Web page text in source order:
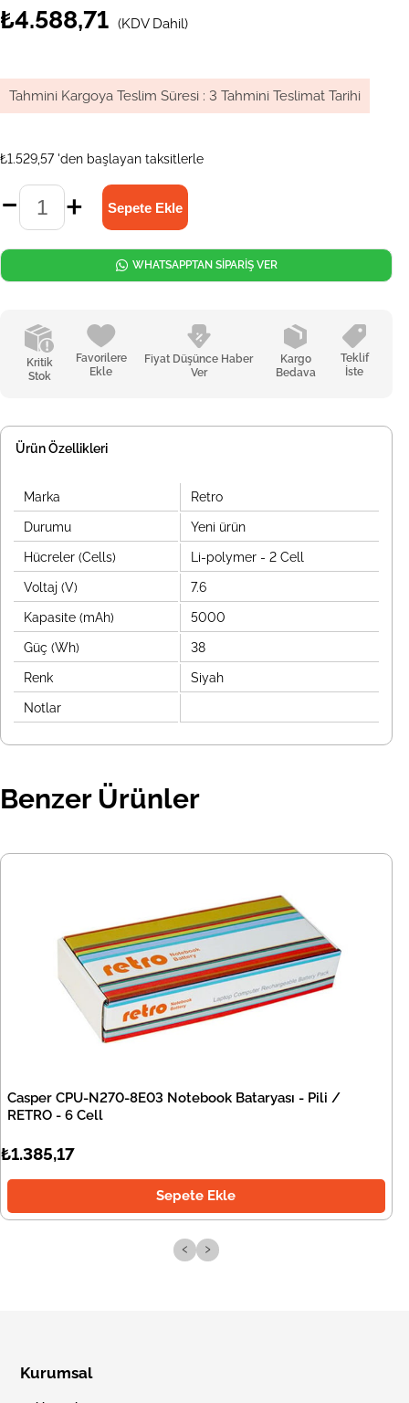
₺4.588,71 (KDV Dahil)
Tahmini Kargoya Teslim Süresi : 3 Tahmini Teslimat Tarihi
₺1.529,57 'den başlayan taksitlerle
Kritik
Stok
Favorilere
Ekle
Fiyat Düşünce Haber
Ver
Kargo
Bedava
Teklif
İste
WHATSAPPTAN SİPARİŞ VER
Ürün Özellikleri
Marka Retro
Durumu Yeni ürün
Hücreler (Cells) Li-polymer - 2 Cell
Voltaj (V) 7.6
Kapasite (mAh) 5000
Güç (Wh) 38
Renk Siyah
Notlar
Benzer Ürünler
Casper CPU-N270-8E03 Notebook Bataryası - Pili /
RETRO - 6 Cell
₺1.385,17
Sepete Ekle
‹ ›
Kurumsal